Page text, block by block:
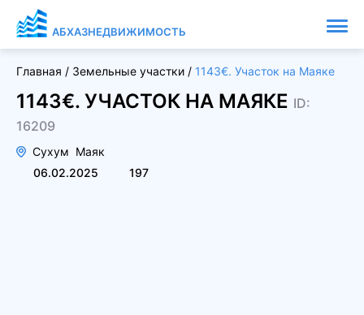
АБХАЗНЕДВИЖИМОСТЬ
Главная / Земельные участки / 1143€. Участок на Маяке
1143€. УЧАСТОК НА МАЯКЕ ID:
16209
Сухум Маяк
06.02.2025
197